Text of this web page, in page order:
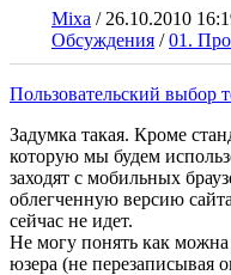
Mixa / 26.10.2010
Обсуждения /01.
Пользовательский выбор
Задумка такая. Кроме
которую мы будем
заходят с мобильных
облегченную версию
сейчас не идет.
Не могу понять как
юзера (не перезаписывая